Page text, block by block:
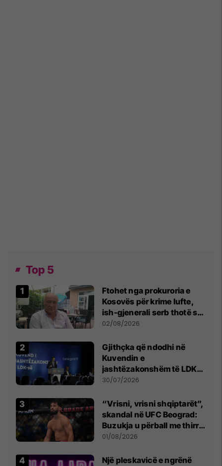
Top 5
Ftohet nga prokuroria e
Kosovës për krime lufte,
ish-gjenerali serb thotë se
dikush e tradhtoi në
02/08/2026
Gjithçka që ndodhi në
Kuvendin e
jashtëzakonshëm të LDK-
së
30/07/2026
“Vrisni, vrisni shqiptarët”,
skandal në UFC Beograd:
Buzukja u përball me thirrje
anti-shqiptare nga
01/08/2026
Një pleskavicë e ngrënë